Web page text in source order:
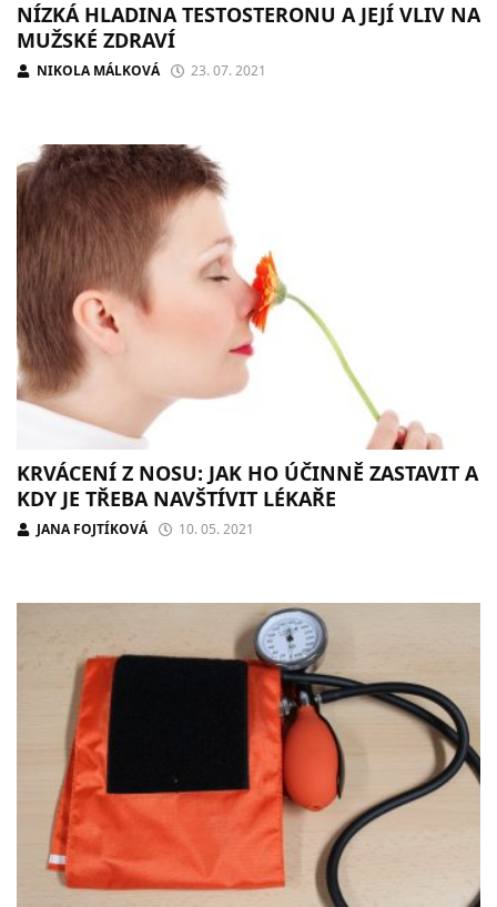
NÍZKÁ HLADINA TESTOSTERONU A JEJÍ VLIV NA
MUŽSKÉ ZDRAVÍ
NIKOLA MÁLKOVÁ 23. 07. 2021
KRVÁCENÍ Z NOSU: JAK HO ÚČINNĚ ZASTAVIT A
KDY JE TŘEBA NAVŠTÍVIT LÉKAŘE
JANA FOJTÍKOVÁ 10. 05. 2021